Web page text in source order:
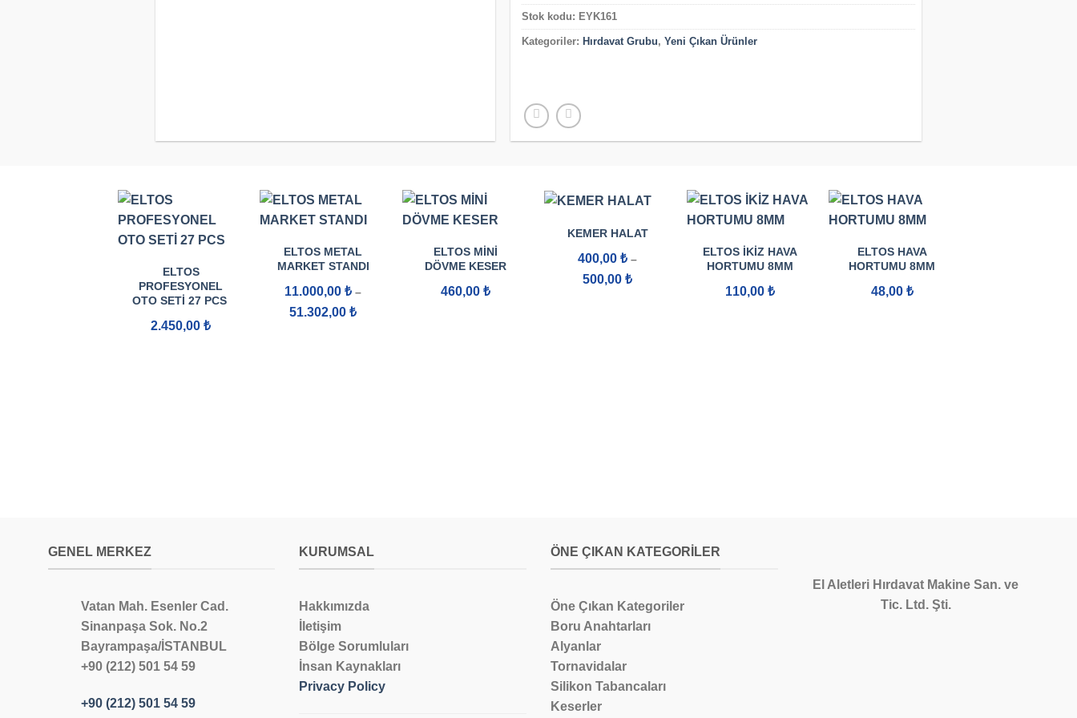
Stok kodu: EYK161
Kategoriler: Hırdavat Grubu,Yeni Çıkan Ürünler
ELTOS
PROFESYONEL
OTO SETI 27 PCS
2.450,00₺
ELTOS METAL
MARKET STANDI
11.000,00₺ –
51.302,00₺aralığı:
ELTOS MINI
DÖVME KESER
460,00 ₺
KEMER HALAT
400,00₺ –
500,00₺aralığı:
ELTOS İKIZ HAVA
HORTUMU 8MM
110,00 ₺
ELTOS HAVA
HORTUMU 8MM
48,00 ₺
GENEL MERKEZ
Vatan Mah. Esenler Cad.
Sinanpaşa Sok. No.2
Bayrampaşa/İSTANBUL
+90 (212) 501 54 59
+90 (212) 501 54 59
KURUMSAL
Hakkımızda
İletişim
Bölge Sorumluları
İnsan Kaynakları
Privacy Policy
ÖNE ÇIKAN KATEGORILER
Öne Çıkan Kategoriler
Boru Anahtarları
Alyanlar
Tornavidalar
Silikon Tabancaları
Keserler
El Aletleri Hırdavat Makine San. ve
Tic. Ltd. Şti.